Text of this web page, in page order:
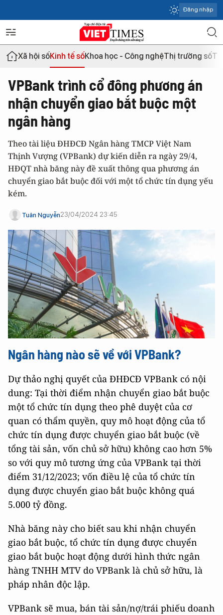
Đăng nhập
Xã hội sốKinh tế sốKhoa học - Công nghệThị trường số
VPBank trình cổ đông phương án
nhận chuyển giao bắt buộc một
ngân hàng
Theo tài liệu ĐHĐCĐ Ngân hàng TMCP Việt Nam
Thịnh Vượng (VPBank) dự kiến diễn ra ngày 29/4,
HĐQT nhà băng này đề xuất thông qua phương án
chuyển giao bắt buộc đối với một tổ chức tín dụng yếu
kém.
Tuân Nguyễn23/04/2024 23:45
Ngân hàng nào sẽ về với VPBank?
Dự thảo nghị quyết của ĐHĐCĐ VPBank có nội
dung: Tại thời điểm nhận chuyển giao bắt buộc
một tổ chức tín dụng theo phê duyệt của cơ
quan có thẩm quyền, quy mô hoạt động của tổ
chức tín dụng được chuyển giao bắt buộc (về
tổng tài sản, vốn chủ sở hữu) không cao hơn 5%
so với quy mô tương ứng của VPBank tại thời
điểm 31/12/2023; vốn điều lệ của tổ chức tín
dụng được chuyển giao bắt buộc không quá
5.000 tỷ đồng.
Nhà băng này cho biết sau khi nhận chuyển
giao bắt buộc, tổ chức tín dụng được chuyển
giao bắt buộc hoạt động dưới hình thức ngân
hàng TNHH MTV do VPBank là chủ sở hữu, là
pháp nhân độc lập.
VPBank sẽ mua, bán tài sản/nợ/trái phiếu doanh